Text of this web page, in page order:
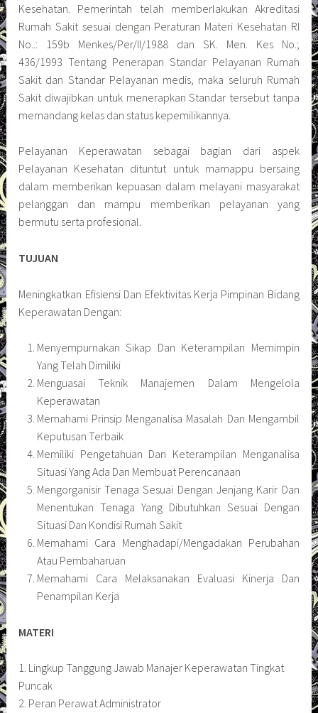
Kesehatan. Pemerintah telah memberlakukan Akreditasi
Rumah Sakit sesuai dengan Peraturan Materi Kesehatan RI
No..: 159b Menkes/Per/II/1988 dan SK. Men. Kes No.;
436/1993 Tentang Penerapan Standar Pelayanan Rumah
Sakit dan Standar Pelayanan medis, maka seluruh Rumah
Sakit diwajibkan untuk menerapkan Standar tersebut tanpa
memandang kelas dan status kepemilikannya.
Pelayanan Keperawatan sebagai bagian dari aspek
Pelayanan Kesehatan dituntut untuk mamappu bersaing
dalam memberikan kepuasan dalam melayani masyarakat
pelanggan dan mampu memberikan pelayanan yang
bermutu serta profesional.
TUJUAN
Meningkatkan Efisiensi Dan Efektivitas Kerja Pimpinan Bidang
Keperawatan Dengan:
Menyempurnakan Sikap Dan Keterampilan Memimpin
Yang Telah Dimiliki
Menguasai Teknik Manajemen Dalam Mengelola
Keperawatan
Memahami Prinsip Menganalisa Masalah Dan Mengambil
Keputusan Terbaik
Memiliki Pengetahuan Dan Keterampilan Menganalisa
Situasi Yang Ada Dan Membuat Perencanaan
Mengorganisir Tenaga Sesuai Dengan Jenjang Karir Dan
Menentukan Tenaga Yang Dibutuhkan Sesuai Dengan
Situasi Dan Kondisi Rumah Sakit
Memahami Cara Menghadapi/Mengadakan Perubahan
Atau Pembaharuan
Memahami Cara Melaksanakan Evaluasi Kinerja Dan
Penampilan Kerja
MATERI
1. Lingkup Tanggung Jawab Manajer Keperawatan Tingkat
Puncak
2. Peran Perawat Administrator